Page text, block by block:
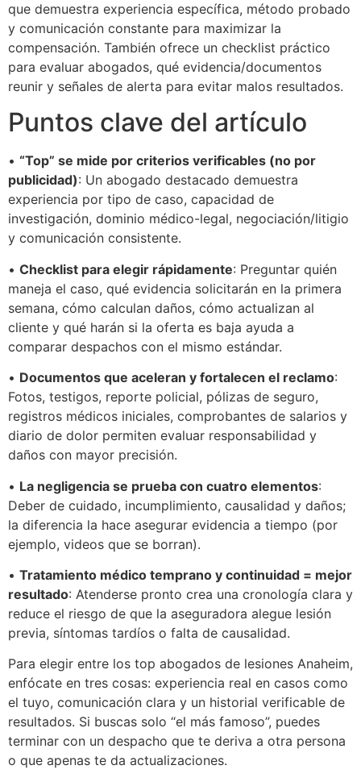
que demuestra experiencia específica, método probado
y comunicación constante para maximizar la
compensación. También ofrece un checklist práctico
para evaluar abogados, qué evidencia/documentos
reunir y señales de alerta para evitar malos resultados.
Puntos clave del artículo
• “Top” se mide por criterios verificables (no por
publicidad): Un abogado destacado demuestra
experiencia por tipo de caso, capacidad de
investigación, dominio médico-legal, negociación/litigio
y comunicación consistente.
• Checklist para elegir rápidamente: Preguntar quién
maneja el caso, qué evidencia solicitarán en la primera
semana, cómo calculan daños, cómo actualizan al
cliente y qué harán si la oferta es baja ayuda a
comparar despachos con el mismo estándar.
• Documentos que aceleran y fortalecen el reclamo:
Fotos, testigos, reporte policial, pólizas de seguro,
registros médicos iniciales, comprobantes de salarios y
diario de dolor permiten evaluar responsabilidad y
daños con mayor precisión.
• La negligencia se prueba con cuatro elementos:
Deber de cuidado, incumplimiento, causalidad y daños;
la diferencia la hace asegurar evidencia a tiempo (por
ejemplo, videos que se borran).
• Tratamiento médico temprano y continuidad = mejor
resultado: Atenderse pronto crea una cronología clara y
reduce el riesgo de que la aseguradora alegue lesión
previa, síntomas tardíos o falta de causalidad.
Para elegir entre los top abogados de lesiones Anaheim,
enfócate en tres cosas: experiencia real en casos como
el tuyo, comunicación clara y un historial verificable de
resultados. Si buscas solo “el más famoso”, puedes
terminar con un despacho que te deriva a otra persona
o que apenas te da actualizaciones.